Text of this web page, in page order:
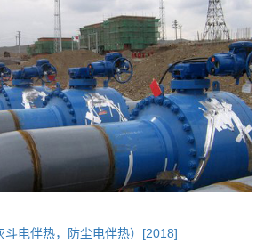
斗电伴热，防尘电伴热）[2018]